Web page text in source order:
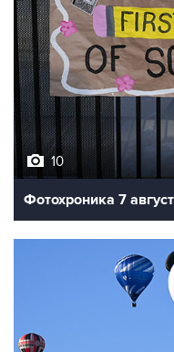
10
Фотохроника 7